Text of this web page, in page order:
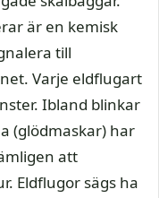
är en kemisk
till
Varje eldflugart
Ibland blinkar
(glödmaskar) har
att
Eldflugor sägs ha